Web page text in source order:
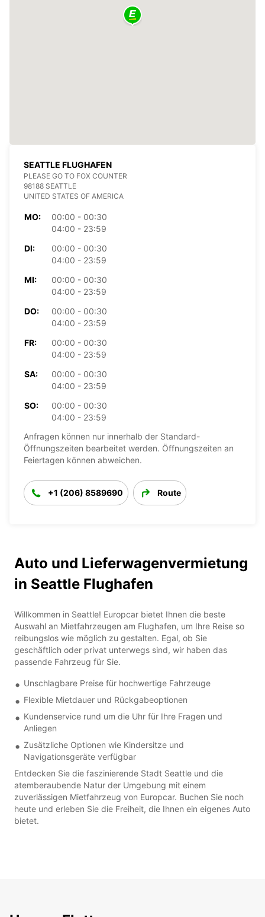
SEATTLE FLUGHAFEN
PLEASE GO TO FOX COUNTER
98188 SEATTLE
UNITED STATES OF AMERICA
MO:
00:00 - 00:30
04:00 - 23:59
DI:
00:00 - 00:30
04:00 - 23:59
MI:
00:00 - 00:30
04:00 - 23:59
DO:
00:00 - 00:30
04:00 - 23:59
FR:
00:00 - 00:30
04:00 - 23:59
SA:
00:00 - 00:30
04:00 - 23:59
SO:
00:00 - 00:30
04:00 - 23:59
Anfragen können nur innerhalb der Standard-
Öffnungszeiten bearbeitet werden. Öffnungszeiten an
Feiertagen können abweichen.
+1 (206) 8589690 Route
Auto und Lieferwagenvermietung
in Seattle Flughafen
Willkommen in Seattle! Europcar bietet Ihnen die beste
Auswahl an Mietfahrzeugen am Flughafen, um Ihre Reise so
reibungslos wie möglich zu gestalten. Egal, ob Sie
geschäftlich oder privat unterwegs sind, wir haben das
passende Fahrzeug für Sie.
Unschlagbare Preise für hochwertige Fahrzeuge
Flexible Mietdauer und Rückgabeoptionen
Kundenservice rund um die Uhr für Ihre Fragen und
Anliegen
Zusätzliche Optionen wie Kindersitze und
Navigationsgeräte verfügbar
Entdecken Sie die faszinierende Stadt Seattle und die
atemberaubende Natur der Umgebung mit einem
zuverlässigen Mietfahrzeug von Europcar. Buchen Sie noch
heute und erleben Sie die Freiheit, die Ihnen ein eigenes Auto
bietet.